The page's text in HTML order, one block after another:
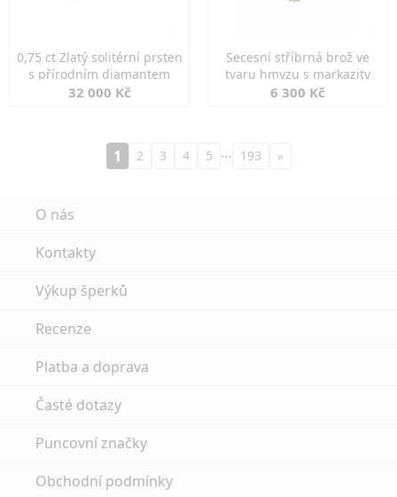
0,75 ct Zlatý solitérní prsten
s přírodním diamantem
32 000 Kč
Secesní stříbrná brož ve
tvaru hmyzu s markazity
6 300 Kč
1 2 3 4 5 … 193 »
O nás
Kontakty
Výkup šperků
Recenze
Platba a doprava
Časté dotazy
Puncovní značky
Obchodní podmínky